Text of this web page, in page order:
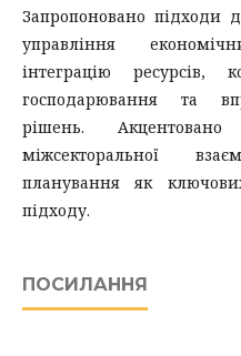
Запропоновано підходи
управління
інтеграцію ресурсів,
господарювання та
рішень.
міжсекторальної
планування як
підходу.
ПОСИЛАННЯ